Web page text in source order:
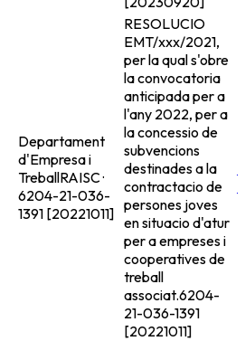
Departament
d'Empresa i
TreballRAISC ·
6204-21-036-
1391 [20221011]
RESOLUCIO
EMT/xxx/2021,
per la qual s'obre
la convocatoria
anticipada per a
l'any 2022, per a
la concessio de
subvencions
destinades a la
contractacio de
persones joves
en situacio d'atur
per a empreses i
cooperatives de
treball
associat.6204-
21-036-1391
[20221011]